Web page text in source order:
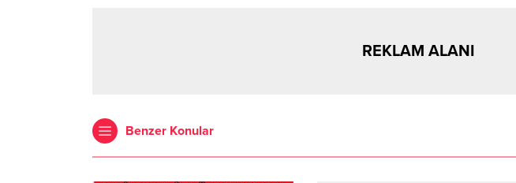
REKLAM ALANI
Benzer Konular